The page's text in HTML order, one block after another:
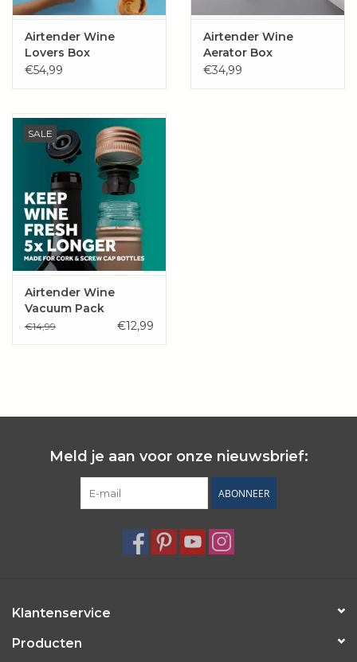
Airtender Wine
Lovers Box
€54,99
Airtender Wine
Aerator Box
€34,99
SALE
Airtender Wine
Vacuum Pack
€14,99 €12,99
Meld je aan voor onze nieuwsbrief:
ABONNEER
Klantenservice
Producten